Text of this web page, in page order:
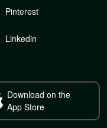
Pinterest
Linkedln
Download on the
App Store